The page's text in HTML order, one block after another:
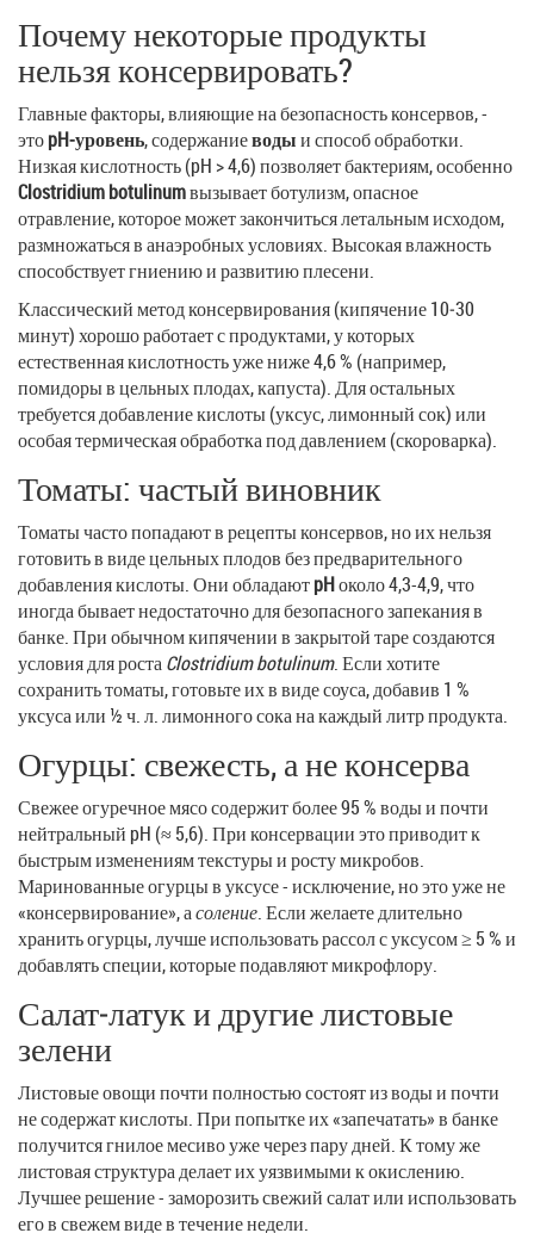
Почему некоторые продукты
нельзя консервировать?
Главные факторы, влияющие на безопасность консервов, -
этоpH‑уровень, содержаниеводыи способ обработки.
Низкая кислотность (pH > 4,6) позволяет бактериям, особенно
Clostridium botulinumвызывает ботулизм, опасное
отравление, которое может закончиться летальным исходом,
размножаться в анаэробных условиях. Высокая влажность
способствует гниению и развитию плесени.
Классический метод консервирования (кипячение 10‑30
минут) хорошо работает с продуктами, у которых
естественная кислотность уже ниже 4,6 % (например,
помидоры в цельных плодах, капуста). Для остальных
требуется добавление кислоты (уксус, лимонный сок) или
особая термическая обработка под давлением (скороварка).
Томаты: частый виновник
Томаты часто попадают в рецепты консервов, но их нельзя
готовить в виде цельных плодов без предварительного
добавления кислоты. Они обладаютpHоколо 4,3-4,9, что
иногда бывает недостаточнодля безопасного запекания в
банке. При обычном кипячении в закрытой таре создаются
условия для ростаClostridium botulinum. Если хотите
сохранить томаты, готовьте их в виде соуса, добавив 1 %
уксуса или ½ ч. л. лимонного сока на каждый литр продукта.
Огурцы: свежесть, а не консерва
Свежее огуречное мясо содержит более 95 % воды и почти
нейтральный pH (≈ 5,6). При консервации это приводит к
быстрым изменениям текстуры и росту микробов.
Маринованные огурцы в уксусе - исключение, но это уже не
«консервирование», асоление. Если желаете длительно
хранить огурцы, лучше использовать рассол с уксусом ≥ 5 % и
добавлять специи, которые подавляют микрофлору.
Салат‑латук и другие листовые
зелени
Листовые овощи почти полностью состоят из воды и почти
не содержат кислоты. При попытке их «запечатать» в банке
получится гнилое месиво уже через пару дней. К тому же
листовая структура делает их уязвимыми к окислению.
Лучшее решение - заморозить свежий салат или использовать
его в свежем виде в течение недели.